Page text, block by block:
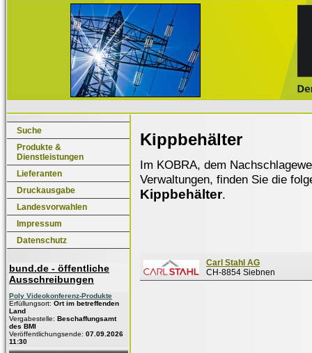
Suche
Produkte &
Dienstleistungen
Lieferanten
Druckausgabe
Landesvorwahlen
Impressum
Datenschutz
bund.de - öffentliche
Ausschreibungen
Poly Videokonferenz-Produkte
Erfüllungsort: Ort im betreffenden
Land
Vergabestelle: Beschaffungsamt
des BMI
Veröffentlichungsende: 07.09.2026
11:30
Kippbehälter
Im KOBRA, dem
Verwaltungen, finden Sie die
Kippbehälter.
Carl Stahl AG
CH-8854 Siebnen